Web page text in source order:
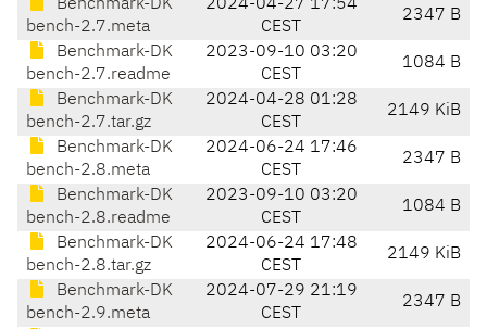
Benchmark-DK
bench-2.7.meta
2024-04-27 17:54
CEST
2347 B
Benchmark-DK
bench-2.7.readme
2023-09-10 03:20
CEST
1084 B
Benchmark-DK
bench-2.7.tar.gz
2024-04-28 01:28
CEST
2149 KiB
Benchmark-DK
bench-2.8.meta
2024-06-24 17:46
CEST
2347 B
Benchmark-DK
bench-2.8.readme
2023-09-10 03:20
CEST
1084 B
Benchmark-DK
bench-2.8.tar.gz
2024-06-24 17:48
CEST
2149 KiB
Benchmark-DK
bench-2.9.meta
2024-07-29 21:19
CEST
2347 B